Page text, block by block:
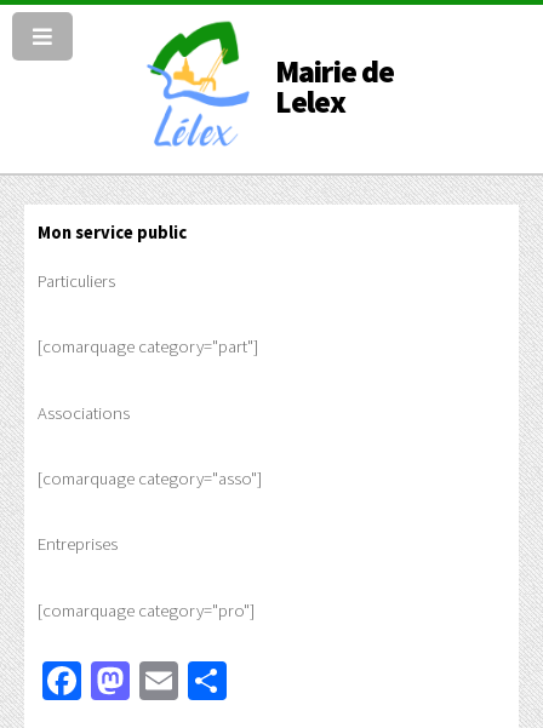
Mairie de
Lelex
Mon service public
Particuliers
[comarquage category="part"]
Associations
[comarquage category="asso"]
Entreprises
[comarquage category="pro"]
Facebook
Mastodon
Email